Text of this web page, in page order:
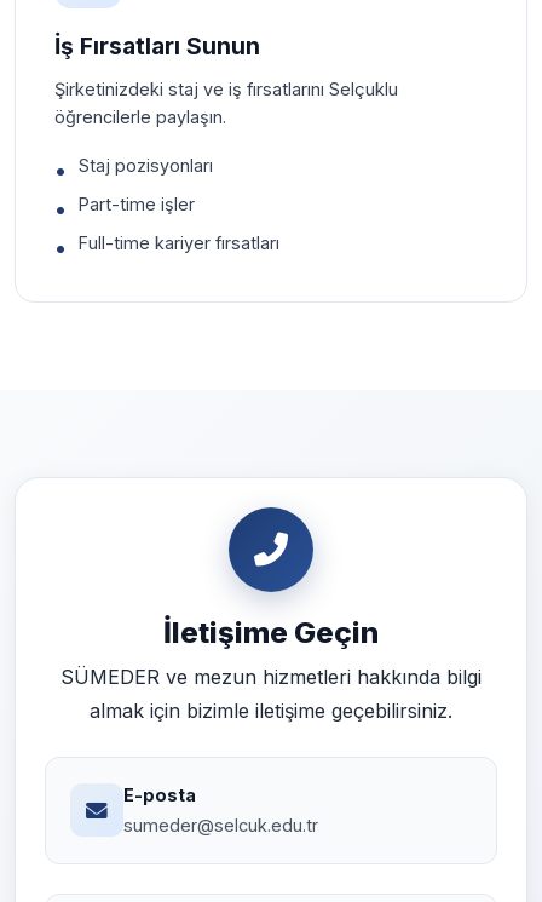
İş Fırsatları Sunun
Şirketinizdeki staj ve iş fırsatlarını Selçuklu
öğrencilerle paylaşın.
Staj pozisyonları
Part-time işler
Full-time kariyer fırsatları
İletişime Geçin
SÜMEDER ve mezun hizmetleri hakkında bilgi
almak için bizimle iletişime geçebilirsiniz.
E-posta
sumeder@selcuk.edu.tr